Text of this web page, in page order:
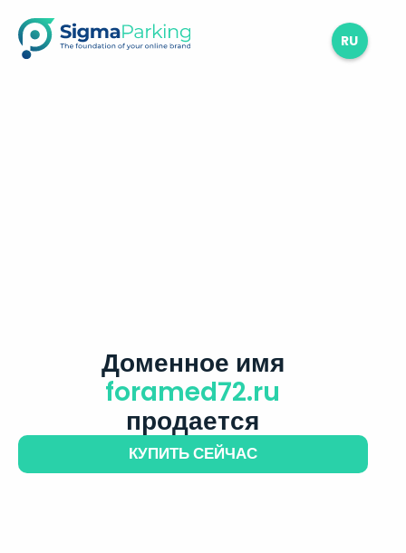
RU
Доменное имя
foramed72.ru
продается
КУПИТЬ СЕЙЧАС